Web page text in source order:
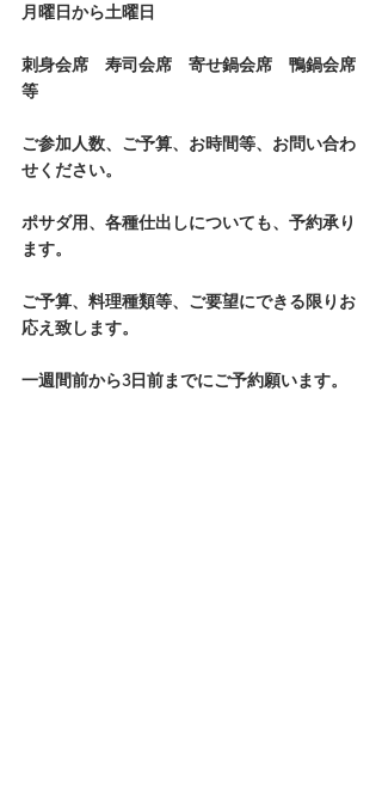
月曜日から土曜日
刺身会席　寿司会席　寄せ鍋会席　鴨鍋会席
等
ご参加人数、ご予算、お時間等、お問い合わ
せください。
ポサダ用、各種仕出しについても、予約承り
ます。
ご予算、料理種類等、ご要望にできる限りお
応え致します。
一週間前から3日前までにご予約願います。